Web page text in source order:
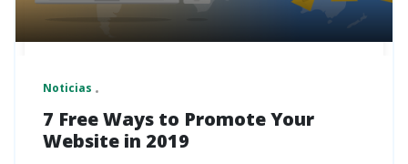
Noticias
7 Free Ways to Promote Your
Website in 2019